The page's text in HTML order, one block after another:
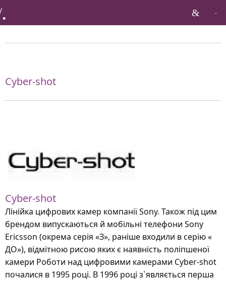
Cyber-shot
Cyber-shot
Лінійка цифрових камер компанії Sony. Також під цим
брендом випускаються й мобільні телефони Sony
Ericsson (окрема серія «З», раніше входили в серію «
ДО»), відмітною рисою яких є наявність поліпшеної
камери Роботи над цифровими камерами Cyber-shot
почалися в 1995 році. В 1996 році з`являється перша